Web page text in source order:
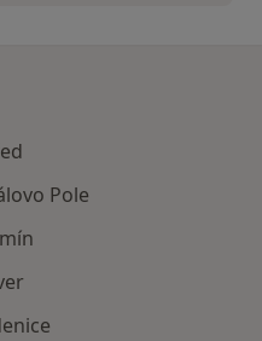
Pole